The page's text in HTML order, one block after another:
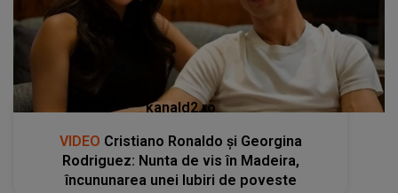
kanald2.ro
VIDEO Cristiano Ronaldo și Georgina
Rodriguez: Nunta de vis în Madeira,
încununarea unei Iubiri de poveste